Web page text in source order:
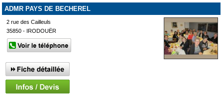
ADMR PAYS DE BECHEREL
2 rue des Cailleuls
35850 - IRODOUËR